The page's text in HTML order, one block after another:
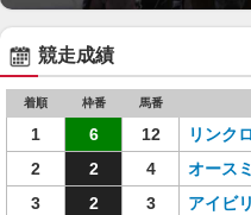
競走成績
着順 枠番 馬番
1 6 12 リンク
2
2 4 オース
3
2 3 アイビ